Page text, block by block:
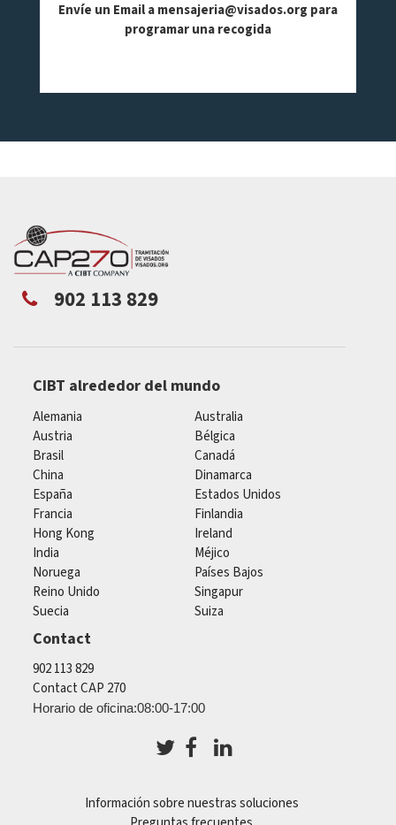
Envíe un Email amensajeria@visados.org para
programar una recogida
902 113 829
CIBT alrededor del mundo
Alemania
Australia
Austria
Bélgica
Brasil
Canadá
China
Dinamarca
España
Estados Unidos
Francia
Finlandia
Hong Kong
Ireland
India
Méjico
Noruega
Países Bajos
Reino Unido
Singapur
Suecia
Suiza
Contact
902 113 829
Contact CAP 270
Horario de oficina:08:00-17:00
Información sobre nuestras soluciones